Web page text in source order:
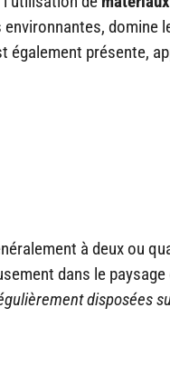
domine
également présente,
à deux ou
dans le
disposées